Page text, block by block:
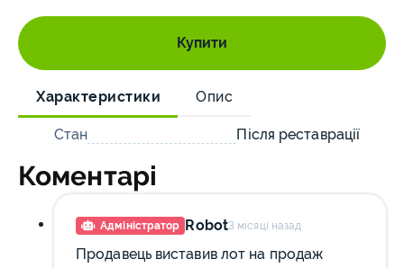
Купити
Характеристики Опис
Стан Після реставрації
Коментарі
Адміністратор Robot3 місяці назад
Продавець виставив лот на продаж